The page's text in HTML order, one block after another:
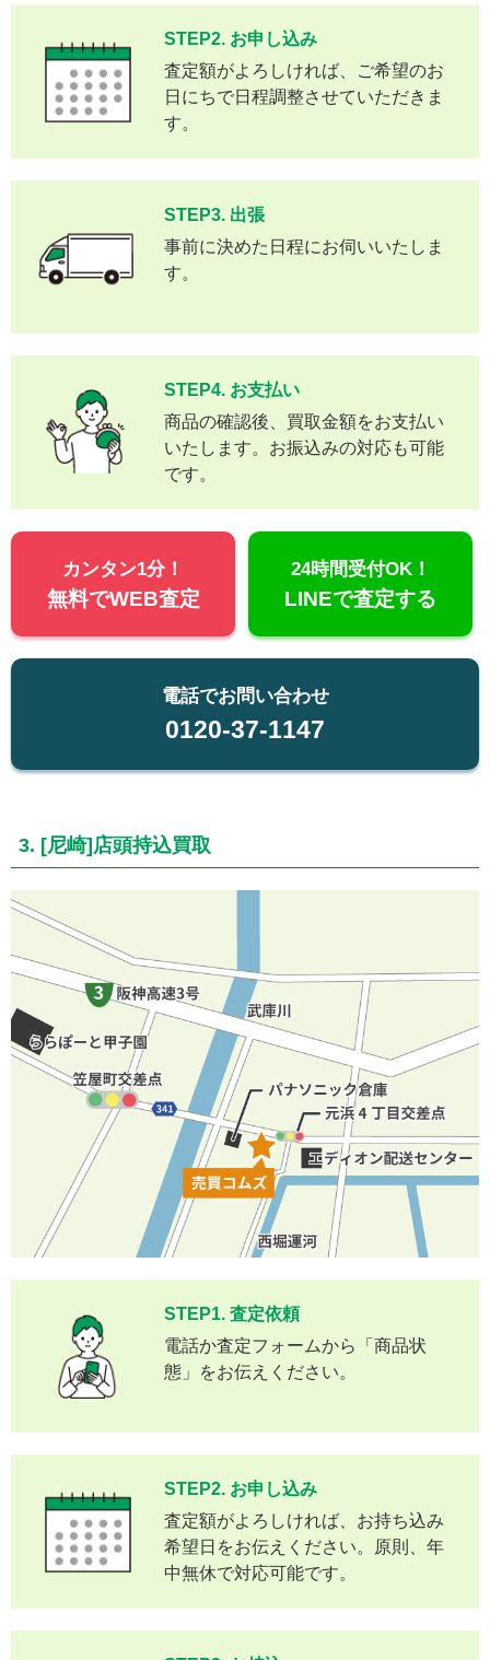
STEP2. お申し込み
査定額がよろしければ、ご希望のお
日にちで日程調整させていただきま
す。
STEP3. 出張
事前に決めた日程にお伺いいたしま
す。
STEP4. お支払い
商品の確認後、買取金額をお支払い
いたします。お振込みの対応も可能
です。
カンタン1分！
無料でWEB査定
24時間受付OK！
LINEで査定する
電話でお問い合わせ
0120-37-1147
3. [尼崎]店頭持込買取
STEP1. 査定依頼
電話か査定フォームから「商品状
態」をお伝えください。
STEP2. お申し込み
査定額がよろしければ、お持ち込み
希望日をお伝えください。原則、年
中無休で対応可能です。